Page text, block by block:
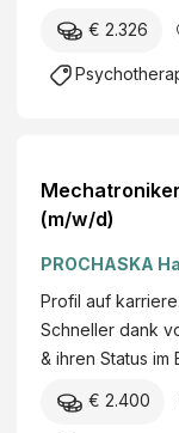
€ 2.326
(m/w/d)
PROCHASKA
Profil auf
Schneller dank
& ihren Status im
€ 2.400